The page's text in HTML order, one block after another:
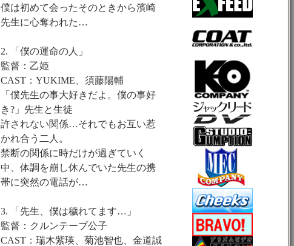
僕は初めて会ったそのときから濱崎
先生に心奪われた…
2. 「僕の運命の人」
監督：乙姫
CAST：YUKIME、須藤陽輔
「僕先生の事大好きだよ。僕の事好
き?」先生と生徒
許されない関係…それでもお互い惹
かれ合う二人。
禁断の関係に時だけが過ぎていく
中、体調を崩し休んでいた先生の携
帯に突然の電話が…
3. 「先生、僕は穢れてます…」
監督：クルンテープ公子
CAST：瑞木紫瑛、菊池智也、金道誠